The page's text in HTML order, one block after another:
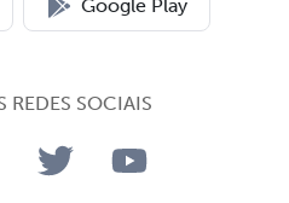
Google Play
REDES SOCIAIS